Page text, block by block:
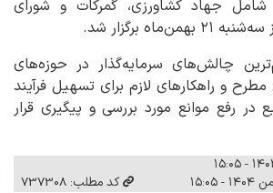
شامل جهاد کشاورزی، گمرکات و شورای
برگزار شد.
چالش‌های سرمایه‌گذار در حوزه‌های
مطرح و راهکارهای لازم برای تسهیل فرآیند
در رفع موانع مورد بررسی و پیگیری قرار
کد مطلب: 737308